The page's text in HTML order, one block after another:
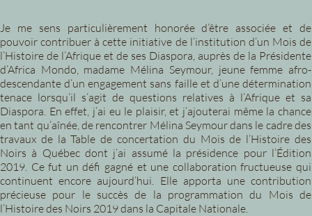
Je me sens particulièrement honorée d’être associée et de
pouvoir contribuer à cette initiative de l’institution d’un Mois de
l’Histoire de l’Afrique et de ses Diaspora, auprès de la Présidente
d’Africa Mondo, madame Mélina Seymour, jeune femme afro-
descendante d’un engagement sans faille et d’une détermination
tenace lorsqu’il s’agit de questions relatives à l’Afrique et sa
Diaspora. En effet, j’ai eu le plaisir, et j’ajouterai même la chance
en tant qu’aînée, de rencontrer Mélina Seymour dans le cadre des
travaux de la Table de concertation du Mois de l’Histoire des
Noirs à Québec dont j’ai assumé la présidence pour l’Édition
2019. Ce fut un défi gagné et une collaboration fructueuse qui
continuent encore aujourd’hui. Elle apporta une contribution
précieuse pour le succès de la programmation du Mois de
l’Histoire des Noirs 2019 dans la Capitale Nationale.